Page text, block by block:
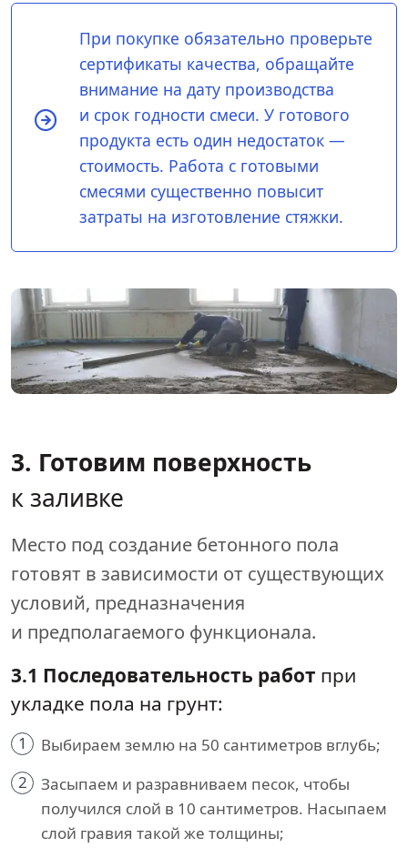
При покупке обязательно проверьте
сертификаты качества, обращайте
внимание на дату производства
и срок годности смеси. У готового
продукта есть один недостаток —
стоимость. Работа с готовыми
смесями существенно повысит
затраты на изготовление стяжки.
3. Готовим поверхность
к заливке
Место под создание бетонного пола
готовят в зависимости от существующих
условий, предназначения
и предполагаемого функционала.
3.1 Последовательность работ при
укладке пола на грунт:
1
Выбираем землю на 50 сантиметров вглубь;
2
Засыпаем и разравниваем песок, чтобы
получился слой в 10 сантиметров. Насыпаем
слой гравия такой же толщины;